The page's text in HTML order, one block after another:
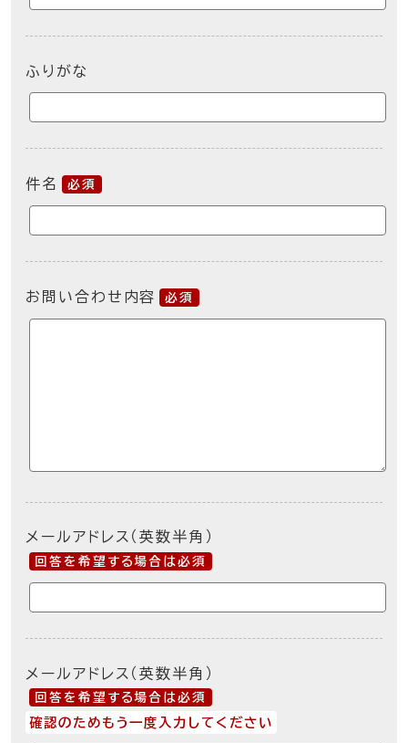
ふりがな
件名 必須
お問い合わせ内容 必須
メールアドレス（英数半角）
回答を希望する場合は必須
メールアドレス（英数半角）
回答を希望する場合は必須
確認のためもう一度入力してください